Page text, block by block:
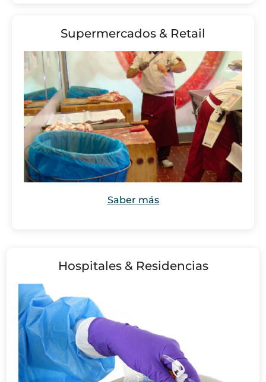
Supermercados & Retail
Saber más
Hospitales & Residencias